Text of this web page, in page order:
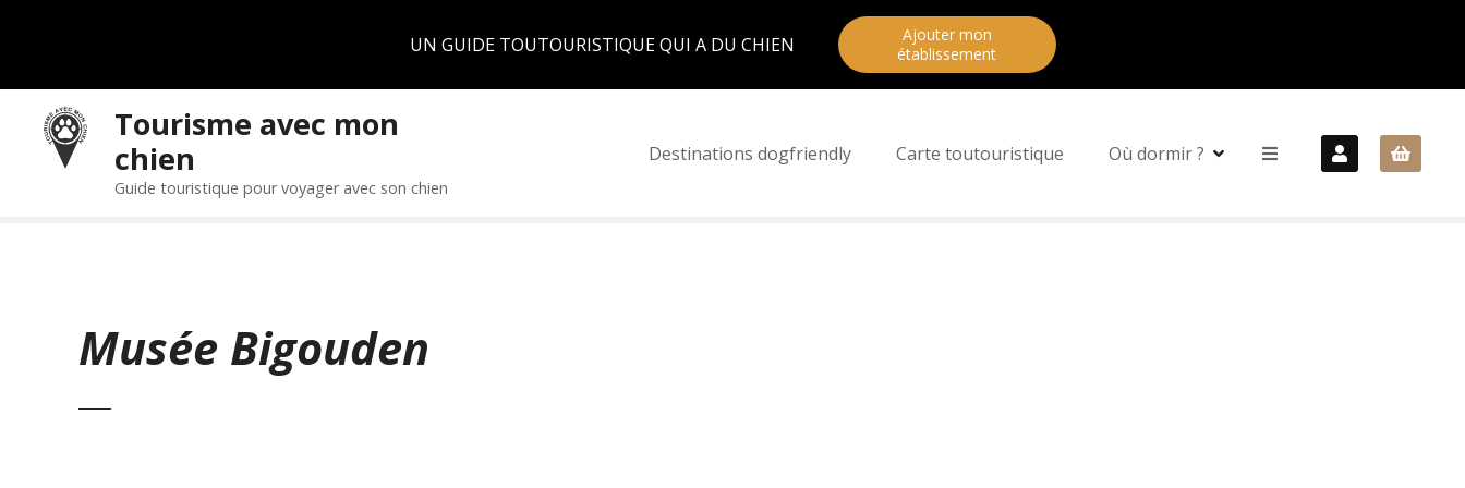
UN GUIDE TOUTOURISTIQUE QUI A DU CHIEN
Ajouter mon
établissement
Tourisme avec mon
chien
Guide touristique pour voyager avec son chien
Destinations dogfriendly Carte toutouristique Où dormir ?
Musée Bigouden